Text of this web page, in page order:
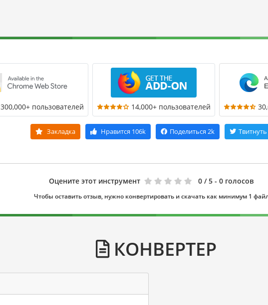
300,000+ пользователей 14,000+ пользователей
Закладка Нравится 106k Поделиться 2k Твитнуть
Оцените этот инструмент 0 / 5 - 0 голосов
Чтобы оставить отзыв, нужно конвертировать и скачать как минимум 1
КОНВЕРТЕР